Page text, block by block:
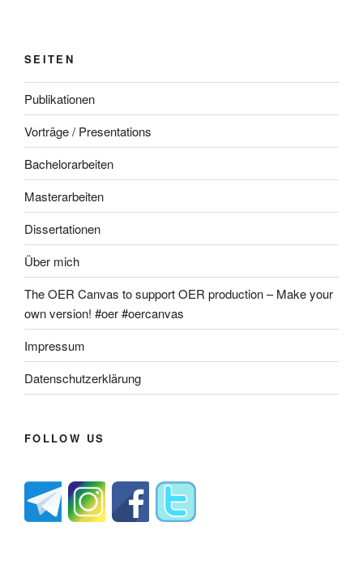
SEITEN
Publikationen
Vorträge / Presentations
Bachelorarbeiten
Masterarbeiten
Dissertationen
Über mich
The OER Canvas to support OER production – Make your
own version! #oer #oercanvas
Impressum
Datenschutzerklärung
FOLLOW US